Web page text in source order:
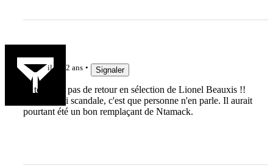
il y a 2 ans Signaler
Et toujours pas de retour en sélection de Lionel Beauxis !!
Mais le vrai scandale, c'est que personne n'en parle. Il aurait
pourtant été un bon remplaçant de Ntamack.